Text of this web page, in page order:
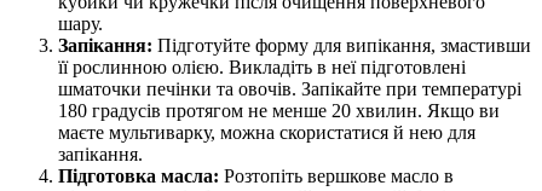
шару.
Запікання: Підготуйте форму для випікання, змастивши
її рослинною олією. Викладіть в неї підготовлені
шматочки печінки та овочів. Запікайте при температурі
180 градусів протягом не менше 20 хвилин. Якщо ви
маєте мультиварку, можна скористатися й нею для
запікання.
Підготовка масла: Розтопіть вершкове масло в